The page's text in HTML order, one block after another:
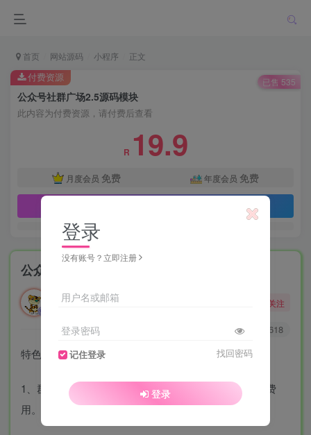
首页 网站源码 小程序 正文
公众号社群广场2.5源码模块
此内容为付费资源，请付费后查看
R 19.9
月度会员 免费 年度会员 免费
付费资源 已售 535
公众号社群广场2.5源码模块
勇敢的大野狼 关注
162 618
特色功能介绍：
1、群主前端直接发布社群、并可设置收费群赚取入群费
用。
登录
没有账号？立即注册
用户名或邮箱
登录密码
记住登录 找回密码
登录